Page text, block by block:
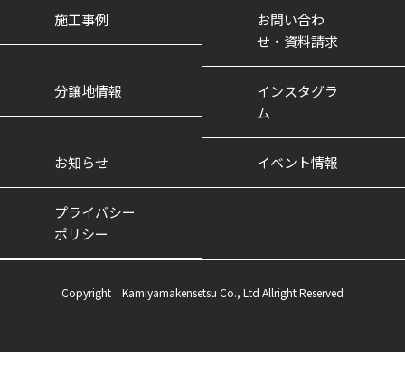
施工事例
お問い合わ
せ・資料請求
分譲地情報
インスタグラ
ム
お知らせ イベント情報
プライバシー
ポリシー
Copyright Kamiyamakensetsu Co., Ltd Allright Reserved